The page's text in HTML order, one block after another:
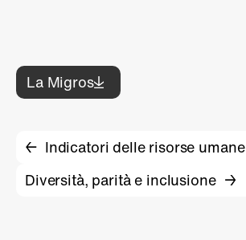
La Migros
Indicatori delle risorse umane
Diversità, parità e inclusione